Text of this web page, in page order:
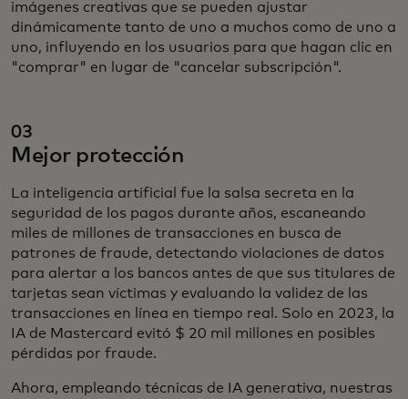
imágenes creativas que se pueden ajustar
dinámicamente tanto de uno a muchos como de uno a
uno, influyendo en los usuarios para que hagan clic en
"comprar" en lugar de "cancelar subscripción".
03
Mejor protección
La inteligencia artificial fue la salsa secreta en la
seguridad de los pagos durante años, escaneando
miles de millones de transacciones en busca de
patrones de fraude, detectando violaciones de datos
para alertar a los bancos antes de que sus titulares de
tarjetas sean víctimas y evaluando la validez de las
transacciones en línea en tiempo real. Solo en 2023, la
IA de Mastercard evitó $ 20 mil millones en posibles
pérdidas por fraude.
Ahora, empleando técnicas de IA generativa, nuestras